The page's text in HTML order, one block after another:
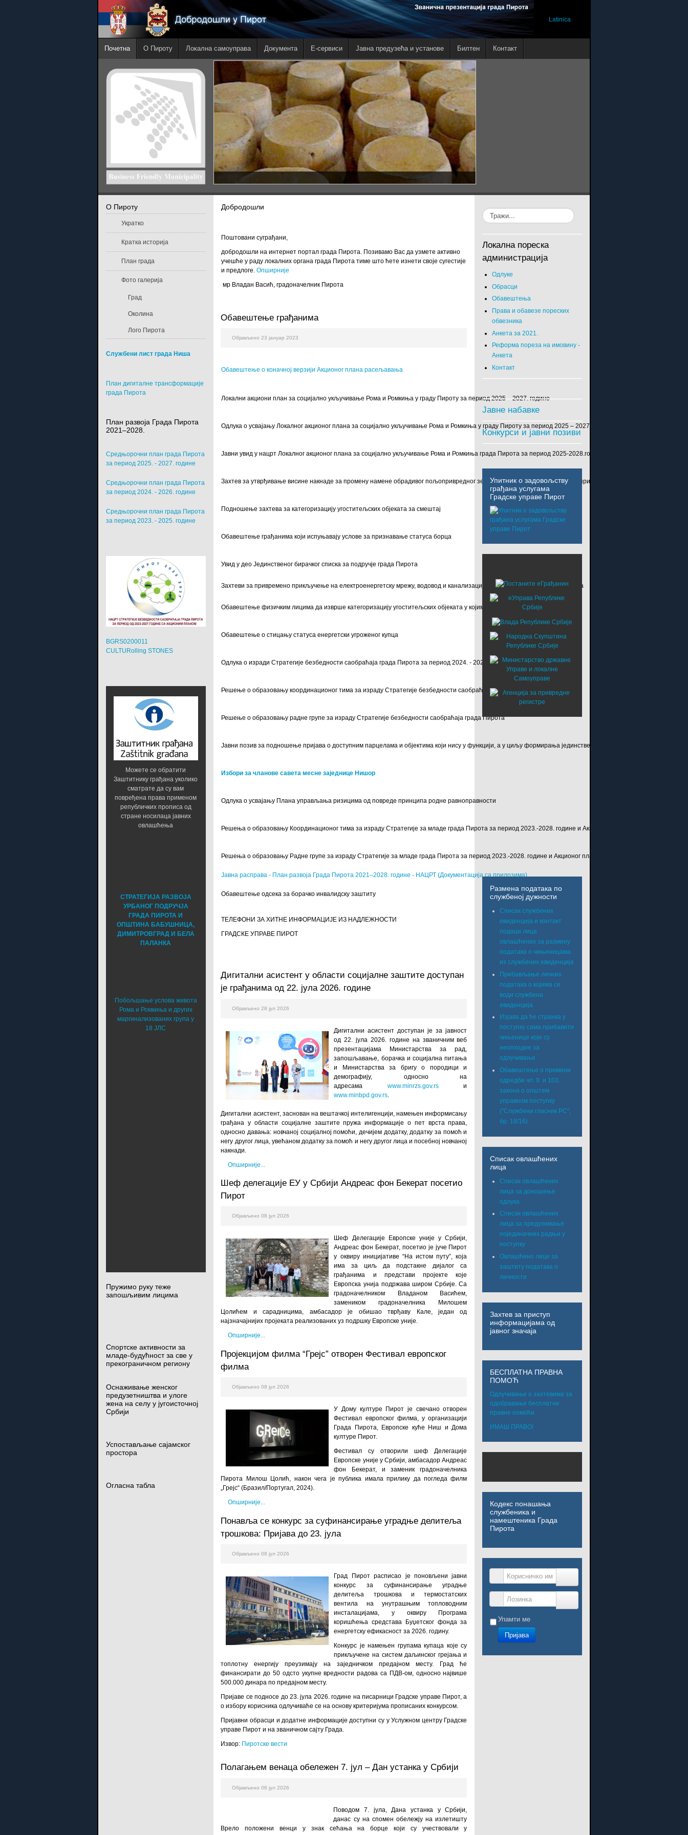
Latinica
Почетна О Пироту Локална самоуправа Документа E-сервиси Јавна предузећа и установе Билтен Контакт
Добродошли
Поштовани суграђани,
добродошли на интернет портал града Пирота. Позивамо Вас да узмете активно
учешће у раду локалних органа града Пирота тиме што ћете изнети своје сугестије
и предлоге.Опширније
мр Владан Васић, градоначелник Пирота
Обавештење грађанима
Објављено 23 јануар 2023
Обавештење о коначној верзији Акционог плана расељавања
Локални акциони план за социјално укључивање Рома и Ромкиња у граду Пироту за период 2025 – 2027. године
Одлука о усвајању Локалног акционог плана за социјално укључивање Рома и Ромкиња у граду Пироту за период 2025 – 2027. године
Јавни увид у нацрт Локалног акционог плана за социјално укључивање Рома и Ромкиња града Пирота за период 2025-2028.године
Захтев за утврђивање висине накнаде за промену намене обрадивог пољопривредног земљишта и коришћење у непољопривредне сврхе или ослобађање
Подношење захтева за категоризацију угоститељских објеката за смештај
Обавештење грађанима који испуњавају услове за признавање статуса борца
Увид у део Јединственог бирачког списка за подручје града Пирота
Захтеви за привремено прикључење на електроенергетску мрежу, водовод и канализацију незаконито изграђених објеката
Обавештење физичким лицима да изврше категоризацију угоститељских објеката у којима пружају услуге смештаја
Обавештење о стицању статуса енергетски угроженог купца
Одлука о изради Стратегије безбедности саобраћаја града Пирота за период 2024. - 2028. са акционим планом
Решење о образовању координационог тима за израду Стратегије безбедности саобраћаја града Пирота
Решење о образовању радне групе за израду Стратегије безбедности саобраћаја града Пирота
Јавни позив за подношење пријава о доступним парцелама и објектима који нису у функцији, а у циљу формирања јединствене базе локација за потребе
Избори за чланове савета месне заједнице Нишор
Одлука о усвајању Плана управљања ризицима од повреде принципа родне равноправности
Решења о образовању Координационог тима за израду Стратегије за младе града Пирота за период 2023.-2028. године и Акционог плана за њено
Решења о образовању Радне групе за израду Стратегије за младе града Пирота за период 2023.-2028. године и Акционог плана за њено спровођење
Јавна расправа - План развоја Града Пирота 2021–2028. године - НАЦРТ (Документација са прилозима)
Обавештење одсека за борачко инвалидску заштиту
ТЕЛЕФОНИ ЗА ХИТНЕ ИНФОРМАЦИЈЕ ИЗ НАДЛЕЖНОСТИ
ГРАДСКЕ УПРАВЕ ПИРОТ
Дигитални асистент у области социјалне заштите доступан
је грађанима од 22. јула 2026. године
Објављено 28 јул 2026
Дигитални асистент доступан је за јавност
од 22. јула 2026. године на званичним веб
презентацијама Министарства за рад,
запошљавање, борачка и социјална питања
и Министарства за бригу о породици и
демографију, односно на
адресама www.minrzs.gov.rsи
www.minbpd.gov.rs
Дигитални асистент, заснован на вештачкој интелигенцији, намењен информисању
грађана у области социјалне заштите пружа информације о пет врста права,
односно давања: новчаној социјалној помоћи, дечијем додатку, додатку за помоћ и
негу другог лица, увећаном додатку за помоћ и негу другог лица и посебној новчаној
накнади.
Опширније...
Шеф делегације ЕУ у Србији Андреас фон Бекерат посетио
Пирот
Објављено 08 јул 2026
Шеф Делегације Европске уније у Србији,
Андреас фон Бекерат, посетио је јуче Пирот
у оквиру иницијативе “На истом путу”, која
има за циљ да подстакне дијалог са
грађанима и представи пројекте које
Европска унија подржава широм Србије. Са
градоначелником Владаном Васићем,
замеником градоначелника Милошем
Цолићем и сарадницима, амбасадор је обишао тврђаву Кале, један од
најзначајнијих пројеката реализованих уз подршку Европске уније.
Опширније...
Пројекцијом филма “Грејс” отворен Фестивал европског
филма
Објављено 08 јул 2026
У Дому културе Пирот је свечано отворен
Фестивал европског филма, у организацији
Града Пирота, Европске куће Ниш и Дома
културе Пирот.
Фестивал су отворили шеф Делегације
Европске уније у Србији, амбасадор Андреас
фон Бекерат, и заменик градоначелника
Пирота Милош Цолић, након чега је публика имала прилику да погледа филм
„Грејс“ (Бразил/Португал, 2024).
Опширније...
Понавља се конкурс за суфинансирање уградње делитеља
трошкова: Пријава до 23. јула
Објављено 08 јул 2026
Град Пирот расписао је поновљени јавни
конкурс за суфинансирање уградње
делитеља трошкова и термостатских
вентила на унутрашњим топловодним
инсталацијама, у оквиру Програма
коришћења средстава Буџетског фонда за
енергетску ефикасност за 2026. годину.
Конкурс је намењен групама купаца које су
прикључене на систем даљинског грејања и
топлотну енергију преузимају на заједничком предајном месту. Град ће
финансирати до 50 одсто укупне вредности радова са ПДВ-ом, односно највише
500.000 динара по предајном месту.
Пријаве се подносе до 23. јула 2026. године на писарници Градске управе Пирот, а
о избору корисника одлучиваће се на основу критеријума прописаних конкурсом.
Пријавни обрасци и додатне информације доступни су у Услужном центру Градске
управе Пирот и на званичном сајту Града.
Извор: Пиротске вести
Полагањем венаца обележен 7. јул – Дан устанка у Србији
Објављено 08 јул 2026
Поводом 7. јула, Дана устанка у Србији,
данас су на спомен обележју на излетишту
Врело положени венци у знак сећања на борце који су учествовали у
О Пироту
Укратко
Кратка историја
План града
Фото галерија
Град
Околина
Лого Пирота
Службени лист града Ниша
План дигиталне трансформације
града Пирота
План развоја Града Пирота
2021–2028.
Средњорочни план града Пирота
за период 2025. - 2027. године
Средњорочни план града Пирота
за период 2024. - 2026. године
Средњорочни план града Пирота
за период 2023. - 2025. године
BGRS0200011
CULTURolling STONES
Можете се обратити
Заштитнику грађана уколико
сматрате да су вам
повређена права применом
републичких прописа од
стране носилаца јавних
овлашћења
СТРАТЕГИЈА РАЗВОЈА
УРБАНОГ ПОДРУЧЈА
ГРАДА ПИРОТА И
ОПШТИНА БАБУШНИЦА,
ДИМИТРОВГРАД И БЕЛА
ПАЛАНКА
Побољшање услова живота
Рома и Ромкиња и других
маргинализованих група у
18 ЈЛС
Пружимо руку теже
запошљивим лицима
Спортске активности за
младе-будућност за све у
прекограничном региону
Оснаживање женског
предузетништва и улоге
жена на селу у југоисточној
Србији
Успостављање сајамског
простора
Огласна табла
Локална пореска
администрација
Одлуке
Обрасци
Обавештења
Права и обавезе пореских
обвезника
Анкета за 2021.
Реформа пореза на имовину -
Анкета
Контакт
Јавне набавке
Конкурси и јавни позиви
Упитник о задовољству
грађана услугама
Градске управе Пирот
Размена података по
службеној дужности
Списак службених
евиденција и контакт
подаци лица
овлашћених за размену
података о чињеницама
из службених евиденција
Прибављање личних
података о којима се
води службена
евиденција
Изјава да ће странка у
поступку сама прибавити
чињенице које су
неопходне за
одлучивање
Обавештење о примени
одредби чл. 9. и 103.
закона о општем
управном поступку
("Службени гласник РС",
бр. 18/16)
Списак овлашћених
лица
Списак овлашћених
лица за доношење
одлука
Списак овлашћених
лица за предузимање
појединачних радњи у
поступку
Овлашћено лице за
заштиту података о
личности
Захтев за приступ
информацијама од
јавног значаја
БЕСПЛАТНА ПРАВНА
ПОМОЋ
Одлучивање о захтевима за
одобравање бесплатне
правне помоћи
ИМАШ ПРАВО!
Кодекс понашања
службеника и
намештеника Града
Пирота
Корисничко име
Лозинка
Упамти ме
Пријава